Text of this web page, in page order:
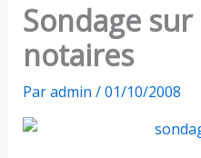
Sondage sur
notaires
Paradmin /01/10/2008